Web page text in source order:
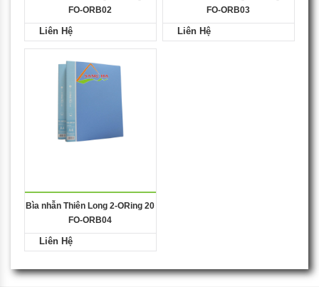
FO-ORB02
Liên Hệ
FO-ORB03
Liên Hệ
Bìa nhẫn Thiên Long 2-ORing 20
FO-ORB04
Liên Hệ